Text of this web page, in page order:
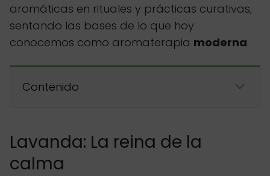
aromáticas en rituales y prácticas curativas,
sentando las bases de lo que hoy
conocemos como aromaterapia moderna.
Contenido
Lavanda: La reina de la
calma